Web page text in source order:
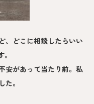
、どこに相談したらいい
安があって当たり前。私
。